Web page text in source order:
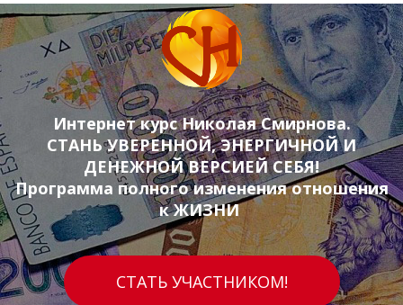
Интернет курс Николая Смирнова.
СТАНЬ УВЕРЕННОЙ, ЭНЕРГИЧНОЙ И
ДЕНЕЖНОЙ ВЕРСИЕЙ СЕБЯ!
Программа полного изменения отношения
к ЖИЗНИ
СТАТЬ УЧАСТНИКОМ!